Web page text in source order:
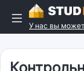
У нас вы